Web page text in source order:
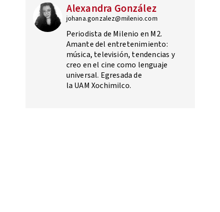
Alexandra González
johana.gonzalez@milenio.com
Periodista de Milenio en M2.
Amante del entretenimiento:
música, televisión, tendencias y
creo en el cine como lenguaje
universal. Egresada de
la UAM Xochimilco.